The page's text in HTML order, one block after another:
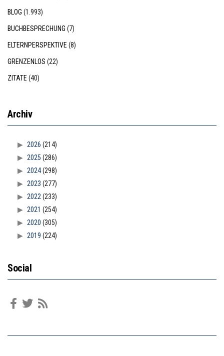
BLOG (1.993)
BUCHBESPRECHUNG (7)
ELTERNPERSPEKTIVE (8)
GRENZENLOS (22)
ZITATE (40)
Archiv
2026 (214)
2025 (286)
2024(298)
2023 (277)
2022 (233)
2021 (254)
2020 (305)
2019 (224)
Social